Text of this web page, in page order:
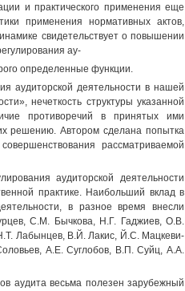
и практического применения еще
применения нормативных актов,
свидетельствует о повышении
ау-
определенные функции.
аудиторской деятельности в нашей
нечеткость структуры указанной
противоречий в принятых ими
решению. Автором сделана попытка
рассматриваемой
аудиторской деятельности
практике. Наибольший вклад в
в разное время внесли
С.М. Бычкова, Н.Г. Гаджиев, О.В.
Лабынцев, В.Й. Лакис, Й.С. Мацкеви-
А.Е. Суглобов, В.П. Суйц, A.A.
аудита весьма полезен зарубежный